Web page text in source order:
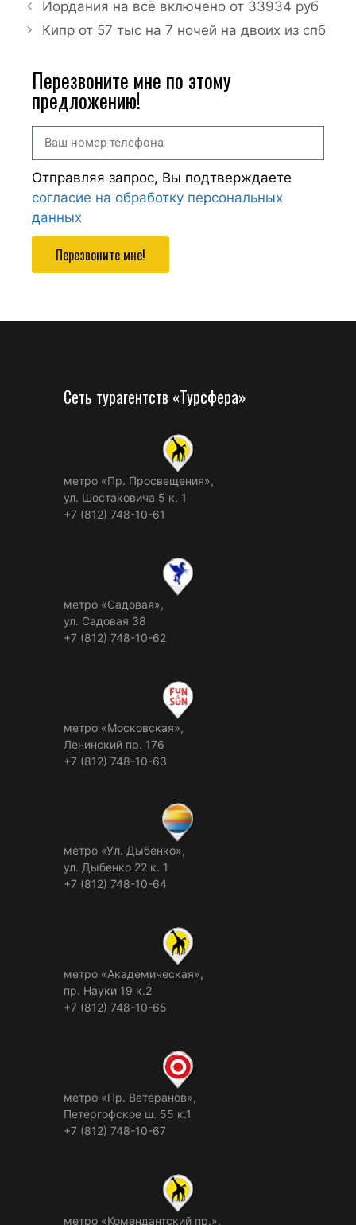
Иордания на всё включено от 33934 руб
Кипр от 57 тыс на 7 ночей на двоих из спб
Перезвоните мне по этому
предложению!
Отправляя запрос, Вы подтверждаете
согласие на обработку персональных
данных
Перезвоните мне!
Сеть турагентств «Турсфера»
метро «Пр. Просвещения»,
ул. Шостаковича 5 к. 1
+7 (812) 748-10-61
метро «Садовая»,
ул. Садовая 38
+7 (812) 748-10-62
метро «Московская»,
Ленинский пр. 176
+7 (812) 748-10-63
метро «Ул. Дыбенко»,
ул. Дыбенко 22 к. 1
+7 (812) 748-10-64
метро «Академическая»,
пр. Науки 19 к.2
+7 (812) 748-10-65
метро «Пр. Ветеранов»,
Петергофское ш. 55 к.1
+7 (812) 748-10-67
метро «Комендантский пр.»,